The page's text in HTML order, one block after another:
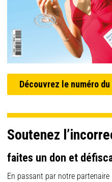
Découvrez le numéro
Soutenez
faites un don et
En passant par notre partenaire